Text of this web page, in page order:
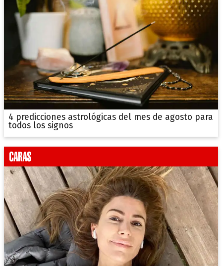
4 predicciones astrológicas del mes de agosto para
todos los signos